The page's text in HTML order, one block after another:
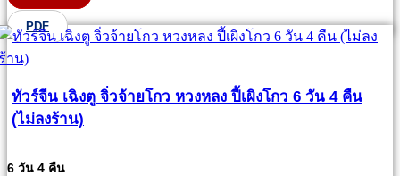
PDF
ทัวร์จีน เฉิงตู จิ่วจ้ายโกว หวงหลง ปี้เผิงโกว 6 วัน 4 คืน
(ไม่ลงร้าน)
6 วัน 4 คืน